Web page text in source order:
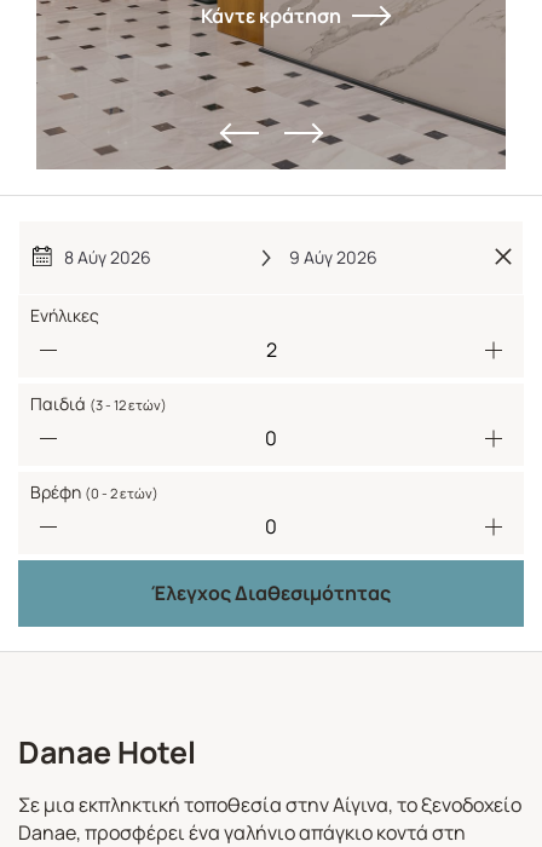
Κάντε κράτηση
8 Αύγ 2026 9 Αύγ 2026
Ενήλικες
Παιδιά (3 - 12 ετών)
Βρέφη (0 - 2 ετών)
Έλεγχος Διαθεσιμότητας
Danae Hotel
Σε μια εκπληκτική τοποθεσία στην Αίγινα, το ξενοδοχείο
Danae, προσφέρει ένα γαλήνιο απάγκιο κοντά στη